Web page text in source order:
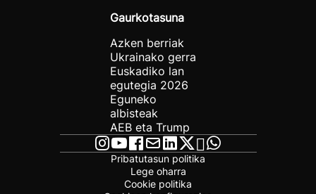
Gaurkotasuna
Azken berriak
Ukrainako gerra
Euskadiko lan
egutegia 2026
Eguneko
albisteak
AEB eta Trump
Pribatutasun politika
Lege oharra
Cookie politika